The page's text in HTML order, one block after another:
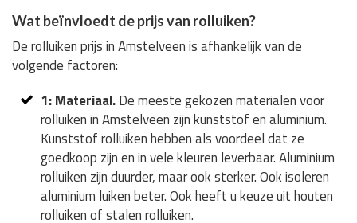
Wat beïnvloedt de prijs van rolluiken?
De rolluiken prijs in Amstelveen is afhankelijk van de
volgende factoren:
1: Materiaal.De meeste gekozen materialen voor
rolluiken in Amstelveen zijn kunststof en aluminium.
Kunststof rolluiken hebben als voordeel dat ze
goedkoop zijn en in vele kleuren leverbaar. Aluminium
rolluiken zijn duurder, maar ook sterker. Ook isoleren
aluminium luiken beter. Ook heeft u keuze uit houten
rolluiken of stalen rolluiken.